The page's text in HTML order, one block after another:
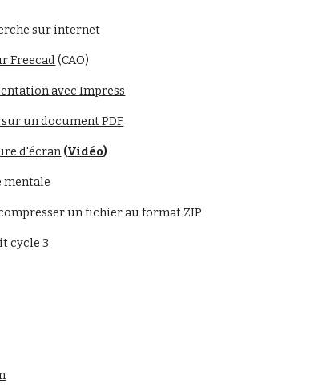
sur internet
Freecad (CAO)
avec Impress
un document PDF
d'écran (Vidéo)
mentale
un fichier au format ZIP
cycle 3